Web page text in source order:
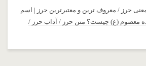
حرز / معروف ترین و معتبرترین حرز | اسم
معصوم (ع) چیست؟ متن حرز / آداب حرز /